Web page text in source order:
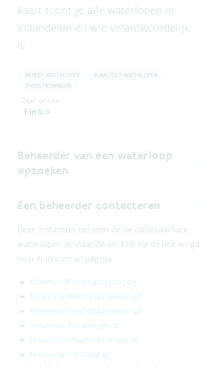
kaart toont je alle waterlopen in
Vlaanderen en wie verantwoordelijk
is.
BEHEER WATERLOPEN
KWALITEIT WATERLOPEN
OVERSTROMINGEN
Deel online
Beheerder van een waterloop
opzoeken
Een beheerder contacteren
Deze instanties beheren de de onbevaarbare
waterlopen in Vlaanderen. Klik op de link en ga
naar hun contactpagina:
Vlaamse Milieumaatschappij
Provincie West-Vlaanderen
Provincie Oost-Vlaanderen
Provincie Antwerpen
Provincie Vlaams-Brabant
Provincie Limburg